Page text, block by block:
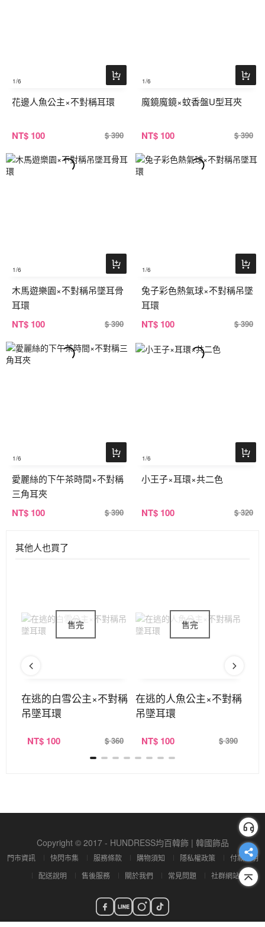
1/6
花邊人魚公主×不對稱耳環
NT$ 100 $ 390
1/6
魔鏡魔鏡×蚊香盤U型耳夾
NT$ 100 $ 390
1/6
木馬遊樂園×不對稱吊墜耳骨
耳環
NT$ 100 $ 390
1/6
兔子彩色熱氣球×不對稱吊墜
耳環
NT$ 100 $ 390
1/6
愛麗絲的下午茶時間×不對稱
三角耳夾
NT$ 100 $ 390
1/6
小王子×耳環×共二色
NT$ 100 $ 320
其他人也買了
在逃的白雪公主×不對稱
吊墜耳環
NT$ 100 $ 360
在逃的人魚公主×不對稱
吊墜耳環
NT$ 100 $ 390
Copyright © 2017 - HUNDRESS均百韓飾 | 韓國飾品
門市資訊 快閃市集 服務條款 購物須知 隱私權政策
付款說明
配送說明
售後服務 關於我們 常見問題 社群網站